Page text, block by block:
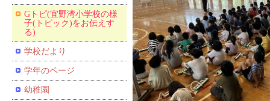
Gトピ(宜野湾小学校の様
子(トピック)をお伝えす
る)
学校だより
学年のページ
幼稚園